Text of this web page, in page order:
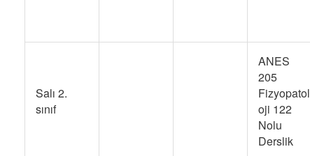
Salı 2.
sınıf
ANES
205
Fizyopatol
oji 122
Nolu
Derslik